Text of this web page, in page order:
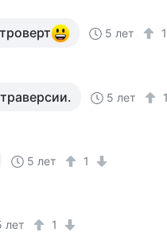
5 лет
5 лет
5 лет 1
лет 1